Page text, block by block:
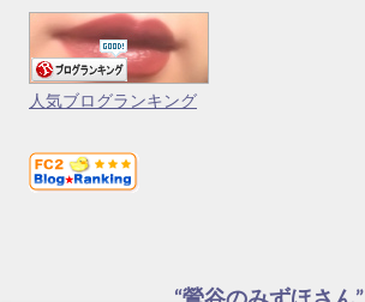
人気ブログランキング